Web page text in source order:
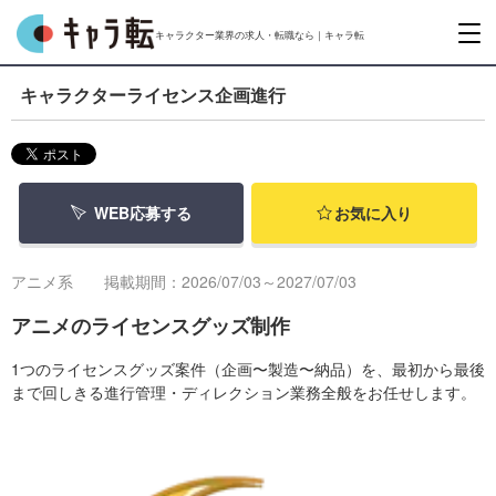
キャラクター業界の求人・転職なら｜キャラ転
キャラクターライセンス企画進行
WEB応募する お気に入り
アニメ系 掲載期間：2026/07/03～2027/07/03
アニメのライセンスグッズ制作
1つのライセンスグッズ案件（企画〜製造〜納品）を、最初から最後
まで回しきる進行管理・ディレクション業務全般をお任せします。